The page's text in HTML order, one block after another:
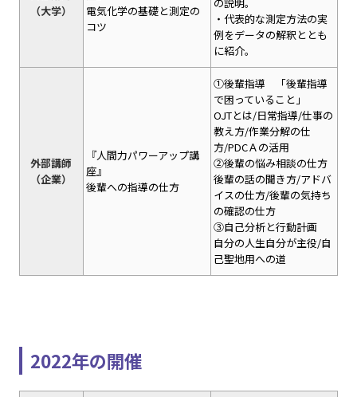
（大学）
電気化学の基礎と測定の
コツ
・代表的な測定方法の実
例をデータの解釈ととも
に紹介。
外部講師
（企業）
『人間力パワーアップ講
座』
後輩への指導の仕方
①後輩指導 「後輩指導
で困っていること」
OJTとは/日常指導/仕事の
教え方/作業分解の仕
方/PDCＡの活用
②後輩の悩み相談の仕方
後輩の話の聞き方/アドバ
イスの仕方/後輩の気持ち
の確認の仕方
③自己分析と行動計画
自分の人生自分が主役/自
己聖地用への道
2022年の開催